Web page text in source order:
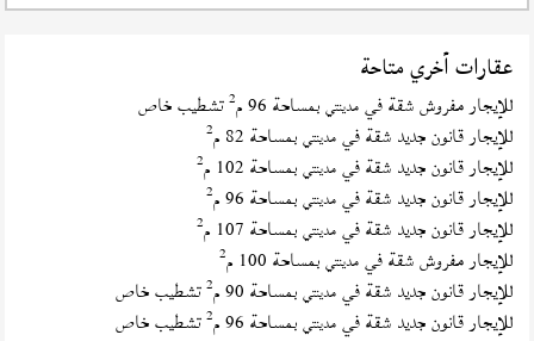
عقارات أخري متاحة
للإيجار مفروش شقة فيمدينتي بمساحة 96 م 2تشطيب خاص
للإيجار قانون جديد شقة فيمدينتي بمساحة 82 م 2
للإيجار قانون جديد شقة فيمدينتي بمساحة 102 م 2
للإيجار قانون جديد شقة فيمدينتي بمساحة 96 م 2
للإيجار قانون جديد شقة فيمدينتي بمساحة 107 م 2
للإيجار مفروش شقة فيمدينتي بمساحة 100 م 2
للإيجار قانون جديد شقة فيمدينتي بمساحة 90 م 2تشطيب خاص
للإيجار قانون جديد شقة فيمدينتي بمساحة 96 م 2تشطيب خاص